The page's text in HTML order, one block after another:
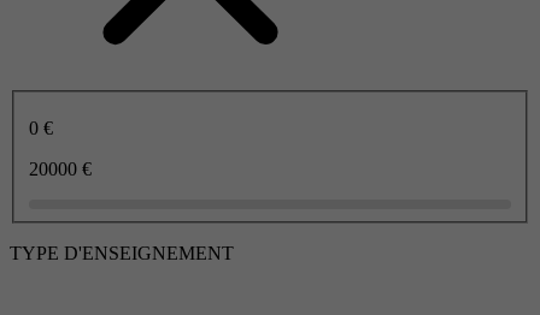
0 €
20000 €
TYPE D'ENSEIGNEMENT